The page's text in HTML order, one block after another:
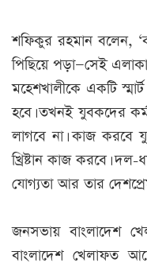
শফিকুর রহমান বলেন,
পিছিয়ে পড়া—সেই
মহেশখালীকে একটি
হবে। তখনই যুবকদের
লাগবে না। কাজ করবে
খ্রিষ্টান কাজ করবে। দল-
যোগ্যতা আর তার
জনসভায় বাংলাদেশ
বাংলাদেশ খেলাফত